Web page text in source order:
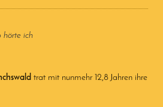
hörte ich
trat mit nunmehr 12,8 Jahren ihre